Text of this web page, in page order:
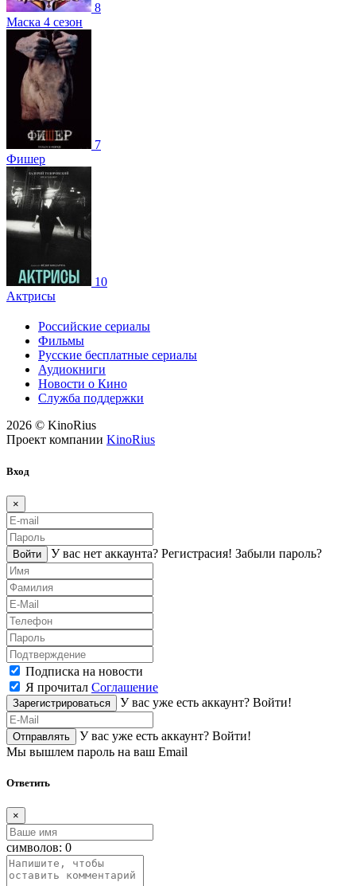
8
Маска 4 сезон
7
Фишер
10
Актрисы
Российские сериалы
Фильмы
Русские бесплатные сериалы
Аудиокниги
Новости о Кино
Служба поддержки
2026 © KinoRius
Проект компании KinoRius
Вход
×
Войти У вас нет аккаунта? Регистраcия! Забыли пароль?
Подписка на новости
Я прочитал Соглашение
Зарегистрироваться У вас уже есть аккаунт? Войти!
Отправлять У вас уже есть аккаунт? Войти!
Мы вышлем пароль на ваш Email
Ответить
×
символов: 0